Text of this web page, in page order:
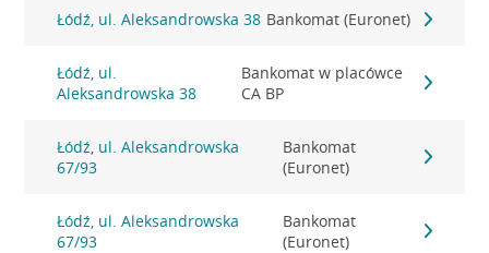
Łódź, ul. Aleksandrowska 38 Bankomat (Euronet)
Łódź, ul.
Aleksandrowska 38
Bankomat w placówce
CA BP
Łódź, ul. Aleksandrowska
67/93
Bankomat
(Euronet)
Łódź, ul. Aleksandrowska
67/93
Bankomat
(Euronet)